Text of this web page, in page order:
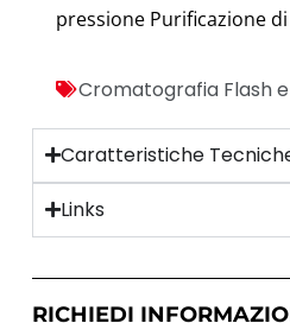
pressione Purificazione
Cromatografia Flash
Caratteristiche
Links
RICHIEDI